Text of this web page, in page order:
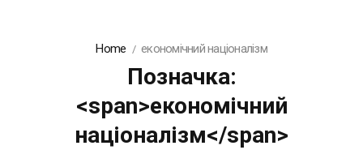
Home економічний націоналізм
Позначка:
<span>економічний
націоналізм</span>